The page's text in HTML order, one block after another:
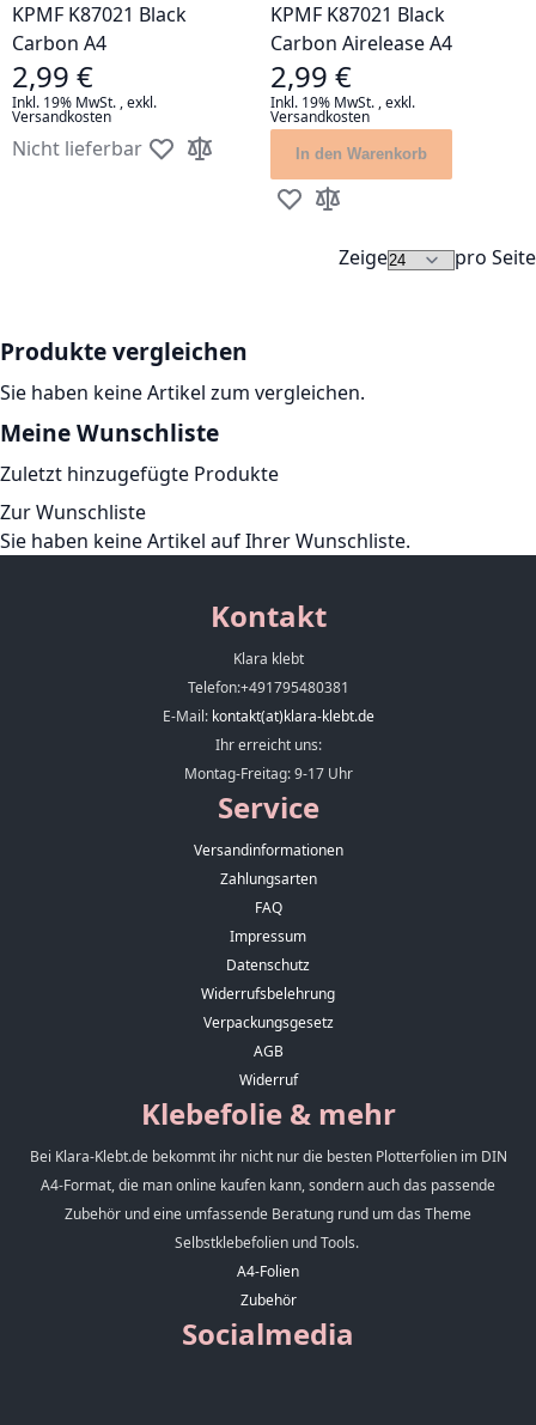
KPMF K87021 Black
Carbon A4
2,99 €
Inkl. 19% MwSt. ,exkl.
Versandkosten
Nicht lieferbar Zur Wunschliste hinzufügen
Zur Vergleichsliste hinzufügen
KPMF K87021 Black
Carbon Airelease A4
2,99 €
Inkl. 19% MwSt. ,exkl.
Versandkosten
In den Warenkorb
Zur Wunschliste hinzufügen
Zur Vergleichsliste
Zeige
pro Seite
Produkte vergleichen
Sie haben keine Artikel zum vergleichen.
Meine Wunschliste
Zuletzt hinzugefügte Produkte
Zur Wunschliste
Sie haben keine Artikel auf Ihrer Wunschliste.
Kontakt
Klara klebt
Telefon:+491795480381
E-Mail: kontakt(at)klara-klebt.de
Ihr erreicht uns:
Montag-Freitag: 9-17 Uhr
Service
Versandinformationen
Zahlungsarten
FAQ
Impressum
Datenschutz
Widerrufsbelehrung
Verpackungsgesetz
AGB
Widerruf
Klebefolie & mehr
Bei Klara-Klebt.de bekommt ihr nicht nur die besten Plotterfolien im DIN
A4-Format, die man online kaufen kann, sondern auch das passende
Zubehör und eine umfassende Beratung rund um das Theme
Selbstklebefolien und Tools.
A4-Folien
Zubehör
Socialmedia